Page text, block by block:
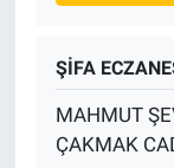
ŞİFA
MAHMUT
ÇAKMAK